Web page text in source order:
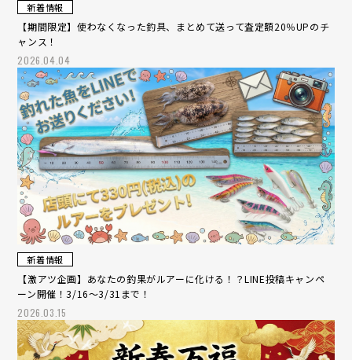
新着情報
【期間限定】使わなくなった釣具、まとめて送って査定額20％UPのチ
ャンス！
2026.04.04
新着情報
【激アツ企画】あなたの釣果がルアーに化ける！？LINE投稿キャンペ
ーン開催！3/16～3/31まで！
2026.03.15